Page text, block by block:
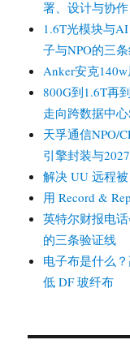
署、设计与协作
1.6T光模块与
子与NPO的三
Anker安克
800G到1.6T再
走向跨数据中心
天孚通信NPO/
引擎封装与
解决 UU 远程
用 Record &
英特尔财报电
的三条验证线
电子布是什么
低 DF 玻纤布